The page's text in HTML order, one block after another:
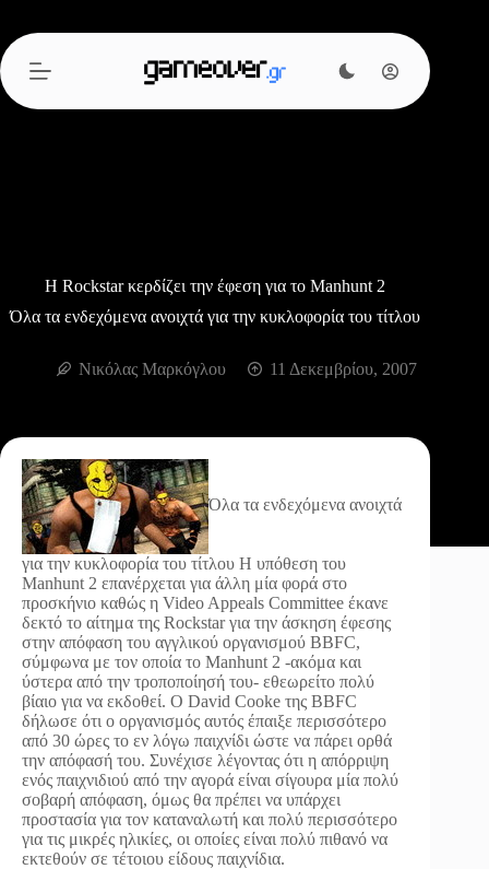
περιεχόμενο
H Rockstar κερδίζει την έφεση για το Manhunt 2
Όλα τα ενδεχόμενα ανοιχτά για την κυκλοφορία του τίτλου
Νικόλας Μαρκόγλου 11 Δεκεμβρίου, 2007
Όλα τα ενδεχόμενα ανοιχτά
για την κυκλοφορία του τίτλου Η υπόθεση του
Manhunt 2 επανέρχεται για άλλη μία φορά στο
προσκήνιο καθώς η Video Appeals Committee έκανε
δεκτό το αίτημα της Rockstar για την άσκηση έφεσης
στην απόφαση του αγγλικού οργανισμού BBFC,
σύμφωνα με τον οποία το Manhunt 2 -ακόμα και
ύστερα από την τροποποίησή του- εθεωρείτο πολύ
βίαιο για να εκδοθεί. Ο David Cooke της BBFC
δήλωσε ότι ο οργανισμός αυτός έπαιξε περισσότερο
από 30 ώρες το εν λόγω παιχνίδι ώστε να πάρει ορθά
την απόφασή του. Συνέχισε λέγοντας ότι η απόρριψη
ενός παιχνιδιού από την αγορά είναι σίγουρα μία πολύ
σοβαρή απόφαση, όμως θα πρέπει να υπάρχει
προστασία για τον καταναλωτή και πολύ περισσότερο
για τις μικρές ηλικίες, οι οποίες είναι πολύ πιθανό να
εκτεθούν σε τέτοιου είδους παιχνίδια.